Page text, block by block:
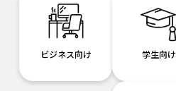
ビジネス向け 学生向け